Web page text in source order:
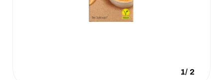
1/ 2